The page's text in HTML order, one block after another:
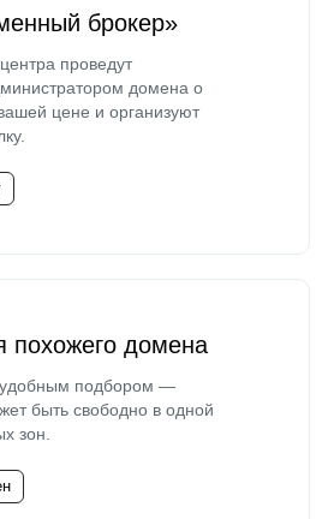
брокер»
проведут
домена о
цене и организуют
похожего домена
удобным подбором —
быть свободно в одной
зон.